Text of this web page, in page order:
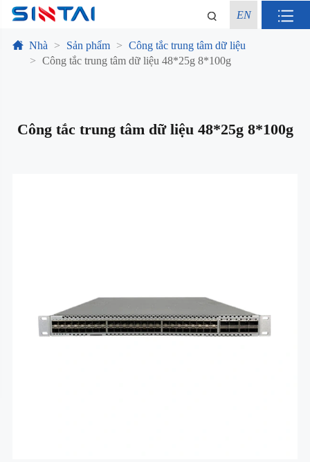
EN
Nhà Sản phẩm
Công tắc trung tâm dữ liệu
Công tắc trung tâm dữ liệu 48*25g 8*100g
Công tắc trung tâm dữ liệu 48*25g 8*100g